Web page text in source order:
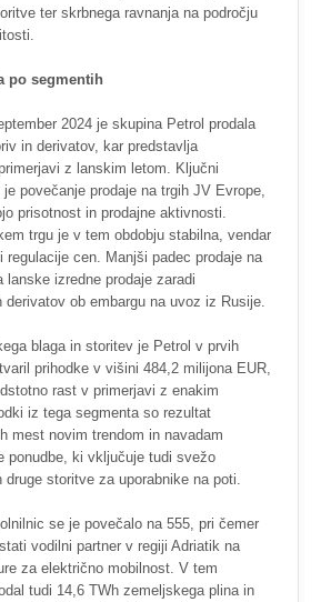
ter skrbnega ravnanja na področju
po segmentih
2024 je skupina Petrol prodala
in derivatov, kar predstavlja
z lanskim letom. Ključni
povečanje prodaje na trgih JV Evrope,
prisotnost in prodajne aktivnosti.
trgu je v tem obdobju stabilna, vendar
regulacije cen. Manjši padec prodaje na
lanske izredne prodaje zaradi
derivatov ob embargu na uvoz iz Rusije.
blaga in storitev je Petrol v prvih
prihodke v višini 484,2 milijona EUR,
rast v primerjavi z enakim
iz tega segmenta so rezultat
mest novim trendom in navadam
ponudbe, ki vključuje tudi svežo
druge storitve za uporabnike na poti.
se je povečalo na 555, pri čemer
vodilni partner v regiji Adriatik na
za električno mobilnost. V tem
tudi 14,6 TWh zemeljskega plina in